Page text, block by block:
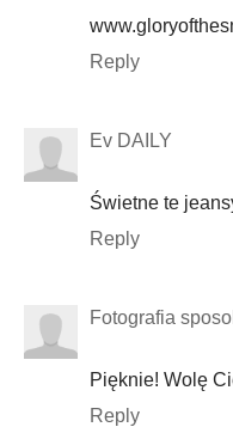
Reply
Ev DAILY
Świetne te
Reply
Fotografia
Pięknie! Wolę
Reply